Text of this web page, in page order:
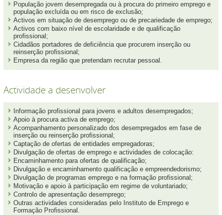
População jovem desempregada ou à procura do primeiro emprego e
população excluída ou em risco de exclusão;
Activos em situação de desemprego ou de precariedade de emprego;
Activos com baixo nível de escolaridade e de qualificação
profissional;
Cidadãos portadores de deficiência que procurem inserção ou
reinserção profissional;
Empresa da região que pretendam recrutar pessoal.
Actividade a desenvolver
Informação profissional para jovens e adultos desempregados;
Apoio à procura activa de emprego;
Acompanhamento personalizado dos desempregados em fase de
inserção ou reinserção profissional;
Captação de ofertas de entidades empregadoras;
Divulgação de ofertas de emprego e actividades de colocação:
Encaminhamento para ofertas de qualificação;
Divulgação e encaminhamento qualificação e empreendedorismo;
Divulgação de programas emprego e na formação profissional;
Motivação e apoio à participação em regime de voluntariado;
Controlo de apresentação desemprego;
Outras actividades consideradas pelo Instituto de Emprego e
Formação Profissional.